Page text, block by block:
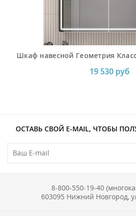
Шкаф навесной Геометрия
19 530 руб
ОСТАВЬ СВОЙ E-MAIL, ЧТОБЫ
8-800-550-19-40
603095 Нижний Новгород,